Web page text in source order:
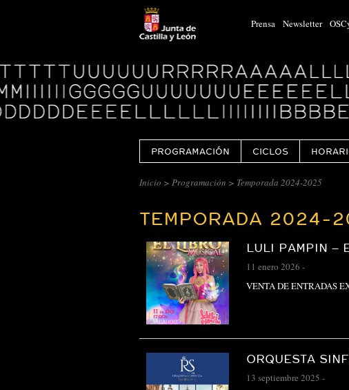
Prensa Newsletter
Logo
Centro
Cultural
Miguel
Delibes
PROGRAMACIÓN CICLOS
CENTRO
MIGUEL
DELIBES
::
ARCHIVO
Inicio > Programación > Temporada 2024-2025
TEMPORADA 2024-
LULI PAMPIN –
11 enero 2026 -
VENTA DE ENTRADAS
ORQUESTA
13 septiembre 2025 -